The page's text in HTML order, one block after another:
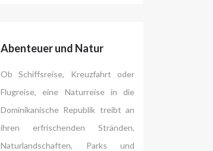
Abenteuer und Natur
Ob Schiffsreise, Kreuzfahrt oder
Flugreise, eine Naturreise in die
Dominikanische Republik treibt an
ihren erfrischenden Stränden,
Naturlandschaften, Parks und